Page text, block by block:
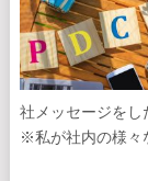
社メッセージをし
※私が社内の様々